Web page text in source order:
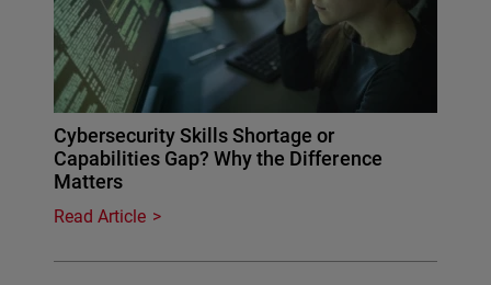
Cybersecurity Skills Shortage or
Capabilities Gap? Why the Difference
Matters
Read Article